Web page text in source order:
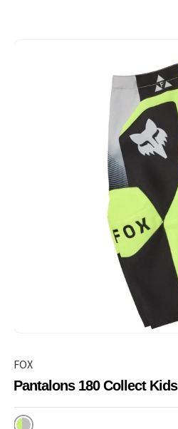
FOX
Pantalons 180 Collect Kids